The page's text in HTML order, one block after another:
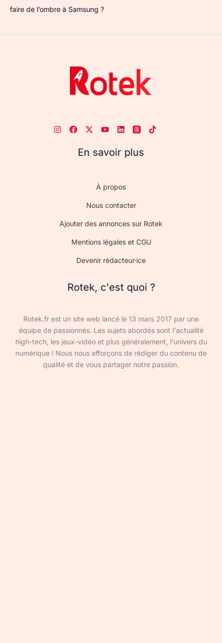
faire de l’ombre à Samsung ?
En savoir plus
À propos
Nous contacter
Ajouter des annonces sur Rotek
Mentions légales et CGU
Devenir rédacteur·ice
Rotek, c'est quoi ?
Rotek.fr est un site web lancé le 13 mars 2017 par une
équipe de passionnés. Les sujets abordés sont l'actualité
high-tech, les jeux-vidéo et plus généralement, l'univers du
numérique ! Nous nous efforçons de rédiger du contenu de
qualité et de vous partager notre passion.